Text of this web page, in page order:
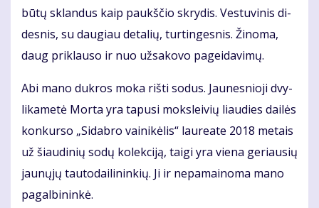
bū­tų sklan­dus kaip paukš­čio skry­dis. Ves­tu­vi­nis di­
des­nis, su dau­giau de­ta­lių, tur­tin­ges­nis. Ži­no­ma,
daug pri­klau­so ir nuo už­sa­ko­vo pa­gei­da­vi­mų.
Abi ma­no duk­ros mo­ka riš­ti so­dus. Jau­nes­nio­ji dvy­
li­ka­me­tė Mor­ta yra ta­pu­si moks­lei­vių liau­dies dai­lės
kon­kur­so „Si­dab­ro vai­ni­kė­lis“ lau­re­a­te 2018 me­tais
už šiau­di­nių so­dų ko­lek­ci­ją, tai­gi yra vie­na ge­riau­sių
jau­nų­jų tau­to­dai­li­nin­kių. Ji ir ne­pa­mai­no­ma ma­no
pa­gal­bi­nin­kė.